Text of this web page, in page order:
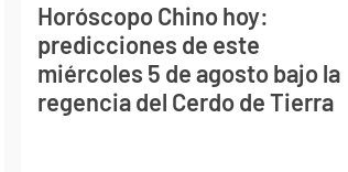
Horóscopo Chino hoy:
predicciones de este
miércoles 5 de agosto bajo la
regencia del Cerdo de Tierra